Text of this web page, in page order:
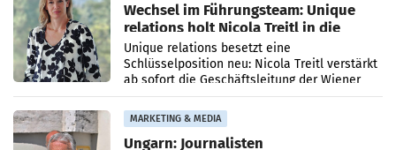
Wechsel im Führungsteam: Unique
relations holt Nicola Treitl in die
Geschäftsleitung
Unique relations besetzt eine
Schlüsselposition neu: Nicola Treitl verstärkt
ab sofort die Geschäftsleitung der Wiener
PR-Agentur an der Seite von Josef Kalina und
Anna Kalina-Mahr.
MARKETING & MEDIA
Ungarn: Journalisten